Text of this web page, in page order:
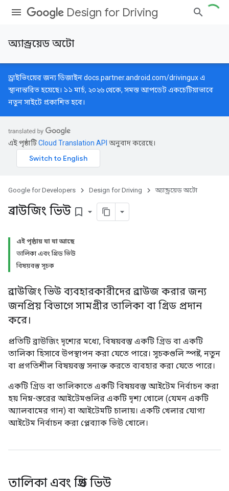
Design for Driving
অ্যান্ড্রয়েড অটো
ড্রাইভিংয়ের জন্য ডিজাইনdocs.partner.android.com/drivinguxএ
স্থানান্তরিত হয়েছে। ১১ মার্চ, ২০২৬ থেকে, সমস্ত আপডেট একচেটিয়াভাবে
নতুন সাইটে প্রকাশিত হবে।
এই পৃষ্ঠাটিCloud Translation API অনুবাদ করেছে।
Google for Developers Design for Driving অ্যান্ড্রয়েড অটো
ব্রাউজিং ভিউ bookmark_border
এই পৃষ্ঠায় যা যা আছে
তালিকা এবং গ্রিড ভিউ
বিষয়বস্তু সূচক
ব্রাউজিং ভিউ ব্যবহারকারীদের ব্রাউজ করার জন্য
জনপ্রিয় বিভাগে সামগ্রীর তালিকা বা গ্রিড প্রদান
করে।
প্রতিটি ব্রাউজিং দৃশ্যের মধ্যে, বিষয়বস্তু একটি গ্রিড বা একটি
তালিকা হিসাবে উপস্থাপন করা যেতে পারে। সূচকগুলি স্পষ্ট, নতুন
বা প্রগতিশীল বিষয়বস্তু সনাক্ত করতে ব্যবহার করা যেতে পারে।
একটি গ্রিড বা তালিকাতে একটি বিষয়বস্তু আইটেম নির্বাচন করা
হয় নিম্ন-স্তরের আইটেমগুলির একটি দৃশ্য খোলে (যেমন একটি
অ্যালবামের গান) বা আইটেমটি চালায়। একটি খেলার যোগ্য
আইটেম নির্বাচন করা প্লেব্যাক ভিউ খোলে।
তালিকা এবং গ্রিড ভিউ